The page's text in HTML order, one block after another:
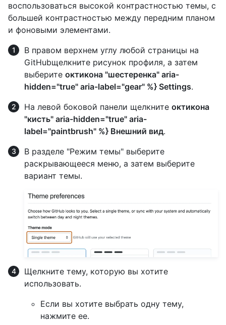
воспользоваться высокой контрастностью темы, с
большей контрастностью между передним планом
и фоновыми элементами.
В правом верхнем углу любой страницы на
GitHubщелкните рисунок профиля, а затем
выберите октикона "шестеренка" aria-
hidden="true" aria-label="gear" %} Settings.
На левой боковой панели щелкните октикона
"кисть" aria-hidden="true" aria-
label="paintbrush" %} Внешний вид.
В разделе "Режим темы" выберите
раскрывающееся меню, а затем выберите
вариант темы.
Щелкните тему, которую вы хотите
использовать.
Если вы хотите выбрать одну тему,
нажмите ее.